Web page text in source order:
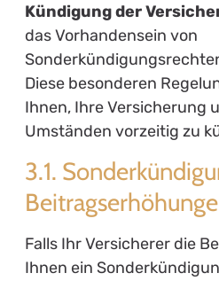
Kündigung der
das Vorhandensein von
Diese besonderen
Ihnen, Ihre Versicherung
Umständen vorzeitig zu
3.1.
Falls Ihr Versicherer die
Ihnen ein